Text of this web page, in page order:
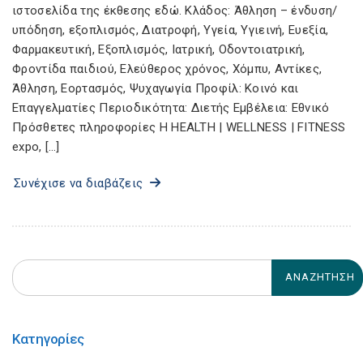
ιστοσελίδα της έκθεσης εδώ. Κλάδος: Άθληση – ένδυση/
υπόδηση, εξοπλισμός, Διατροφή, Υγεία, Υγιεινή, Ευεξία,
Φαρμακευτική, Εξοπλισμός, Ιατρική, Οδοντοιατρική,
Φροντίδα παιδιού, Ελεύθερος χρόνος, Χόμπυ, Αντίκες,
Άθληση, Εορτασμός, Ψυχαγωγία Προφίλ: Κοινό και
Επαγγελματίες Περιοδικότητα: Διετής Εμβέλεια: Εθνικό
Πρόσθετες πληροφορίες Η HEALTH | WELLNESS | FITNESS
expo, […]
Συνέχισε να διαβάζεις
Κατηγορίες